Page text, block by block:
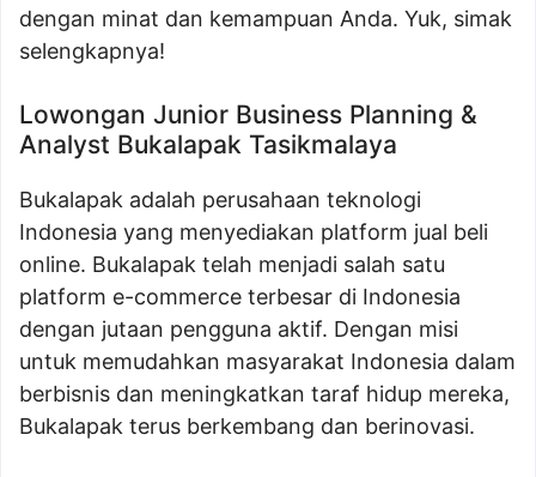
dengan minat dan kemampuan Anda. Yuk, simak
selengkapnya!
Lowongan Junior Business Planning &
Analyst Bukalapak Tasikmalaya
Bukalapak adalah perusahaan teknologi
Indonesia yang menyediakan platform jual beli
online. Bukalapak telah menjadi salah satu
platform e-commerce terbesar di Indonesia
dengan jutaan pengguna aktif. Dengan misi
untuk memudahkan masyarakat Indonesia dalam
berbisnis dan meningkatkan taraf hidup mereka,
Bukalapak terus berkembang dan berinovasi.